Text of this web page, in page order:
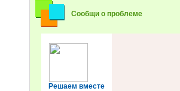
Сообщи о проблеме
Решаем вместе